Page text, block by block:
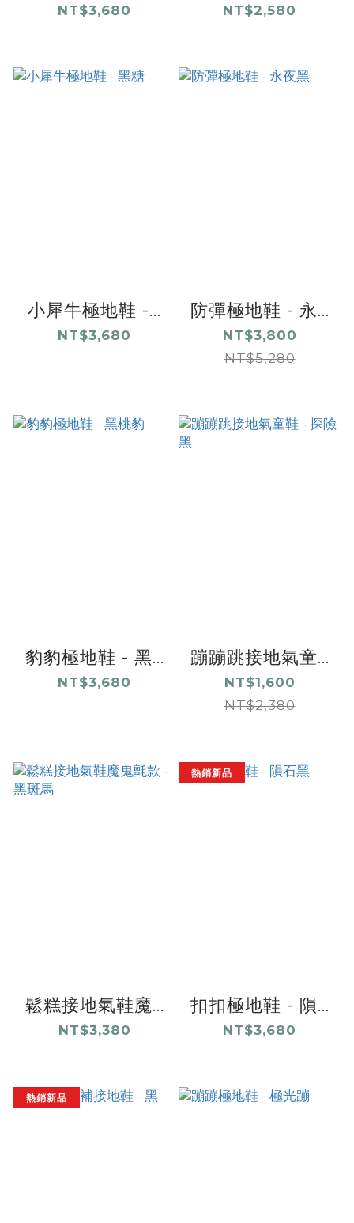
NT$3,680 NT$2,580
小犀牛極地鞋 -...
NT$3,680
防彈極地鞋 - 永...
NT$3,800
NT$5,280
豹豹極地鞋 - 黑...
NT$3,680
蹦蹦跳接地氣童...
NT$1,600
NT$2,380
鬆糕接地氣鞋魔...
NT$3,380
熱銷新品
扣扣極地鞋 - 隕...
NT$3,680
熱銷新品